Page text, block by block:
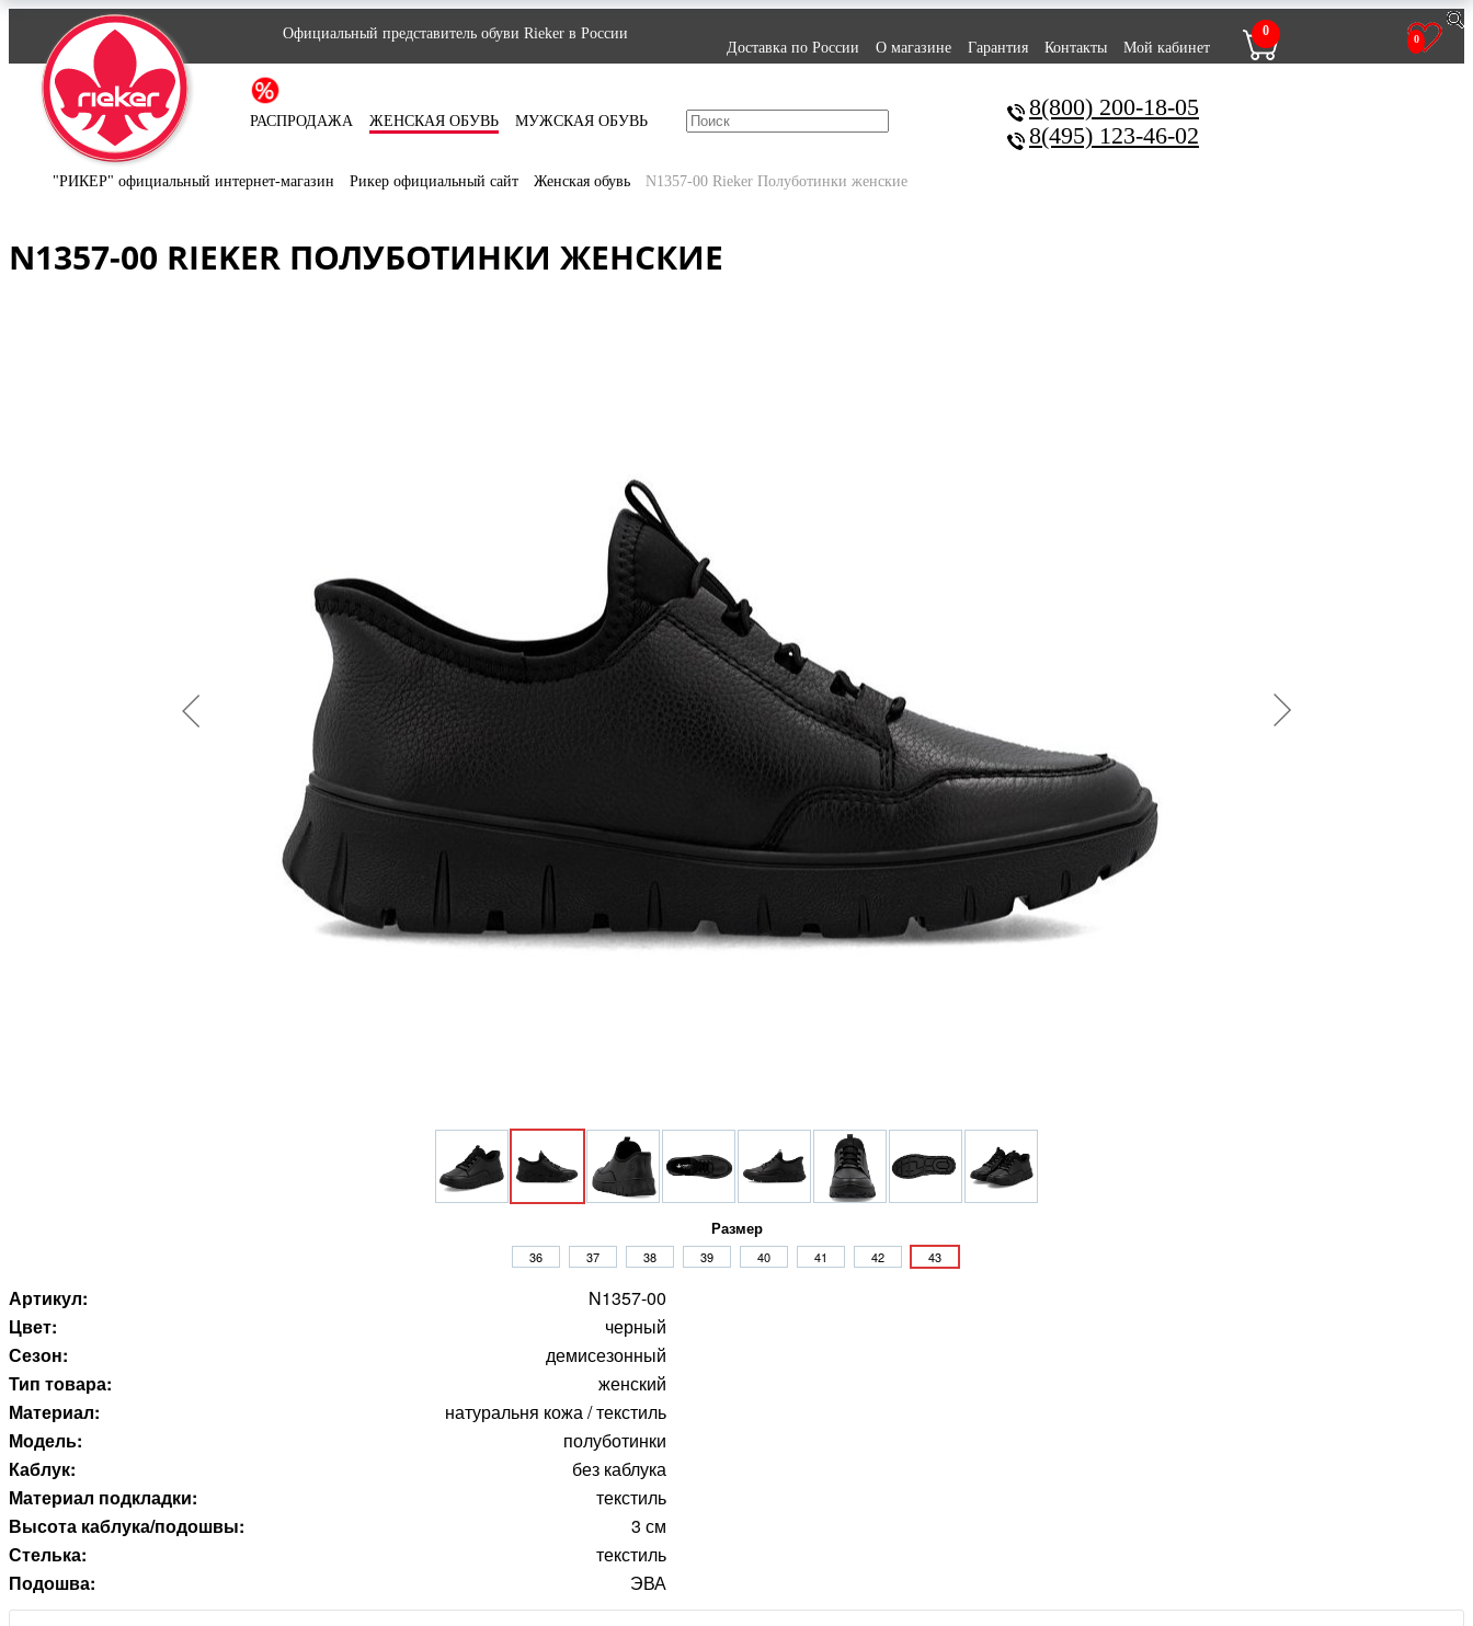
0
0
Официальный представитель обуви Rieker в России
Доставка по России
О магазине Гарантия Контакты Мой кабинет
РАСПРОДАЖА ЖЕНСКАЯ ОБУВЬ МУЖСКАЯ ОБУВЬ
8(800) 200-18-05
8(495) 123-46-02
"РИКЕР" официальный интернет-магазин Рикер официальный сайт Женская обувь N1357-00 Rieker Полуботинки женские
N1357-00 RIEKER ПОЛУБОТИНКИ ЖЕНСКИЕ
Размер
36 37 38 39 40 41 42 43
Артикул:
N1357-00
Цвет:
черный
Сезон:
демисезонный
Тип товара:
женский
Материал:
натуральня кожа / текстиль
Модель:
полуботинки
Каблук:
без каблука
Материал подкладки:
текстиль
Высота каблука/подошвы:
3 см
Стелька:
текстиль
Подошва:
ЭВА